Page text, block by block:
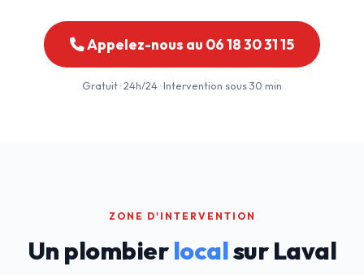
Appelez-nous au 06 18 30 31 15
Gratuit · 24h/24 · Intervention sous 30 min
ZONE D'INTERVENTION
Un plombierlocalsur Laval